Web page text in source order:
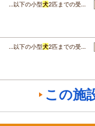
…以下の小型犬2匹までの受…
…以下の小型犬2匹までの受…
この施